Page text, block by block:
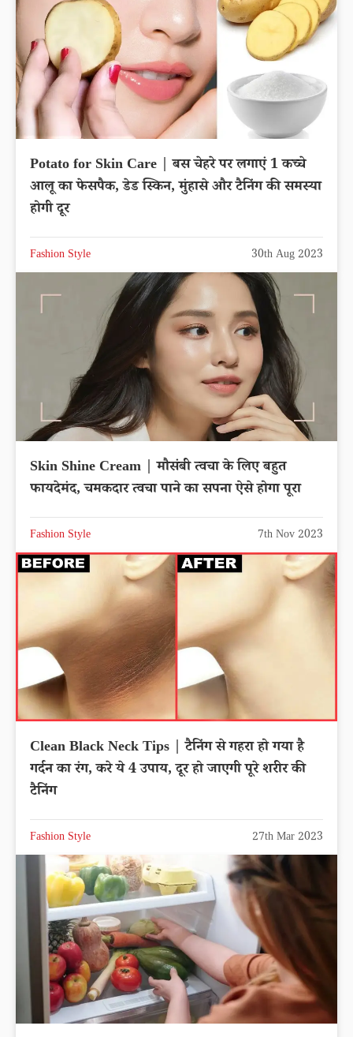
Potato for Skin Care | बस चेहरे पर लगाएं 1 कच्चे
आलू का फेसपैक, डेड स्किन, मुंहासे और टैनिंग की समस्या
होगी दूर
Fashion Style 30th Aug 2023
Skin Shine Cream | मौसंबी त्वचा के लिए बहुत
फायदेमंद, चमकदार त्वचा पाने का सपना ऐसे होगा पूरा
Fashion Style 7th Nov 2023
Clean Black Neck Tips | टैनिंग से गहरा हो गया है
गर्दन का रंग, करे ये 4 उपाय, दूर हो जाएगी पूरे शरीर की
टैनिंग
Fashion Style 27th Mar 2023